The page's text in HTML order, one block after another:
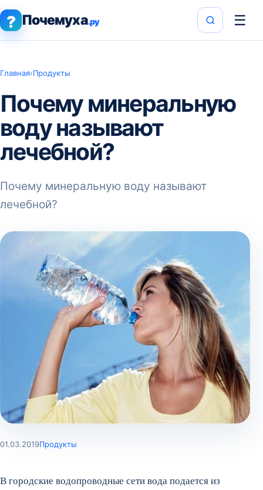
? Почемуха.ру ☰
Главная›Продукты
Почему минеральную
воду называют
лечебной?
Почему минеральную воду называют
лечебной?
01.03.2019Продукты
В городские водопроводные сети вода подается из